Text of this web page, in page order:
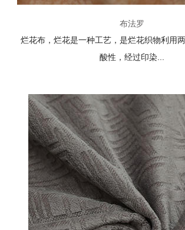
布法罗
烂花布，烂花是一种工艺，是烂花织物利用
酸性，经过印染...